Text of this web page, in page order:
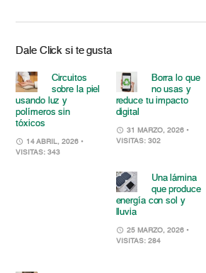
Dale Click si te gusta
Circuitos
sobre la piel
usando luz y
polímeros sin
tóxicos
14 ABRIL, 2026 •
VISITAS: 343
Borra lo que
no usas y
reduce tu impacto
digital
31 MARZO, 2026 •
VISITAS: 302
Una lámina
que produce
energía con sol y
lluvia
25 MARZO, 2026 •
VISITAS: 284